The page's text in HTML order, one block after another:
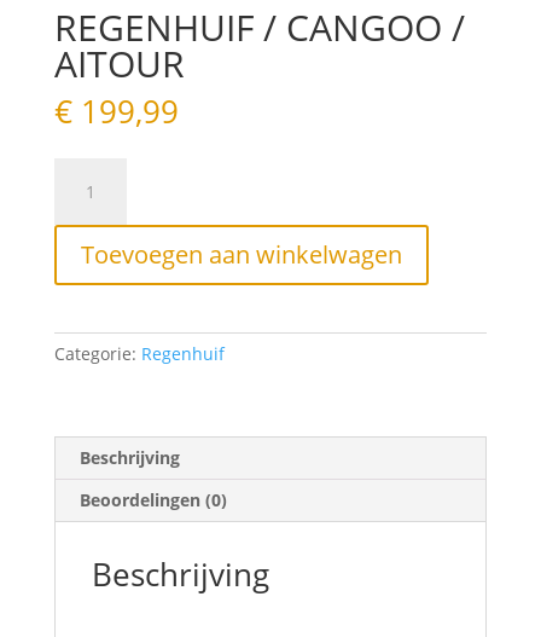
REGENHUIF / CANGOO /
AITOUR
€199,99
CANGOO
AITOUR
Toevoegen aan winkelwagen
Categorie: Regenhuif
Beschrijving
Beoordelingen (0)
Beschrijving